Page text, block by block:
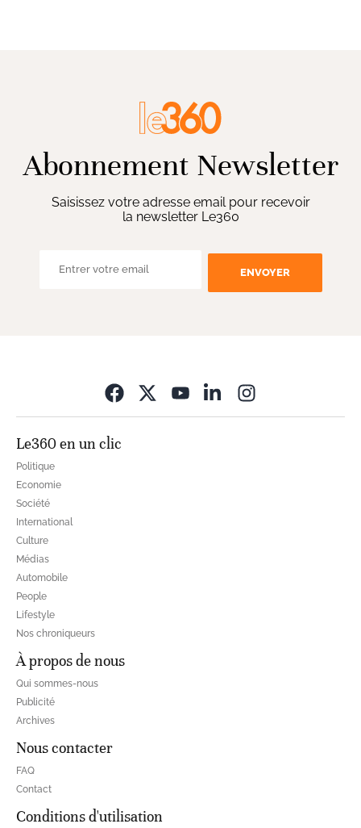
Abonnement Newsletter
Saisissez votre adresse email pour recevoir
la newsletter Le360
ENVOYER
Le360 en un clic
Politique
Economie
Société
International
Culture
Médias
Automobile
People
Lifestyle
Nos chroniqueurs
À propos de nous
Qui sommes-nous
Publicité
Archives
Nous contacter
FAQ
Contact
Conditions d'utilisation